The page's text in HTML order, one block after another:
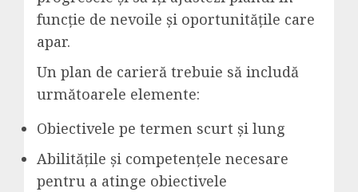
funcție de nevoile și oportunitățile care
apar.
Un plan de carieră trebuie să includă
următoarele elemente:
Obiectivele pe termen scurt și lung
Abilitățile și competențele necesare
pentru a atinge obiectivele